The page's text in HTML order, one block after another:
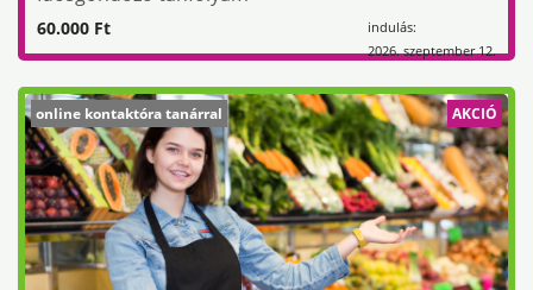
indulás:
2026. szeptember 12.
60.000 Ft
online kontaktóra tanárral AKCIÓ